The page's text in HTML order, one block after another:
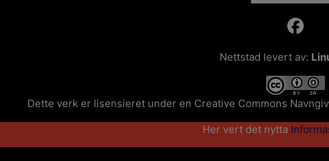
Nettstad levert av:
Dette verk er lisensieret under en Creative Commons
Her vert det nytta